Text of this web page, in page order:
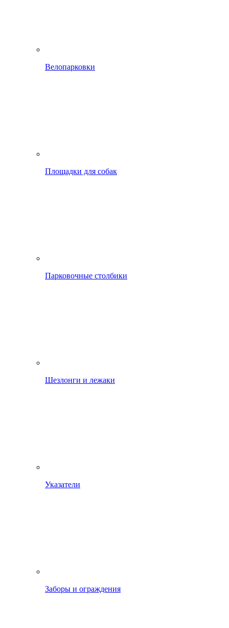
Велопарковки
Площадки для собак
Парковочные столбики
Шезлонги и лежаки
Указатели
Заборы и ограждения